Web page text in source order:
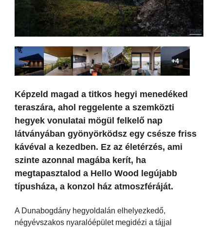
+4
Képzeld magad a titkos hegyi menedéked
teraszára, ahol reggelente a szemközti
hegyek vonulatai mögül felkelő nap
látványában gyönyörködsz egy csésze friss
kávéval a kezedben. Ez az életérzés, ami
szinte azonnal magába kerít, ha
megtapasztalod a Hello Wood legújabb
típusháza, a konzol ház atmoszféráját.
A Dunabogdány hegyoldalán elhelyezkedő,
négyévszakos nyaralóépület megidézi a tájjal